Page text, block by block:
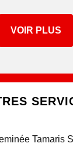
VOIR PLUS
Tamaris